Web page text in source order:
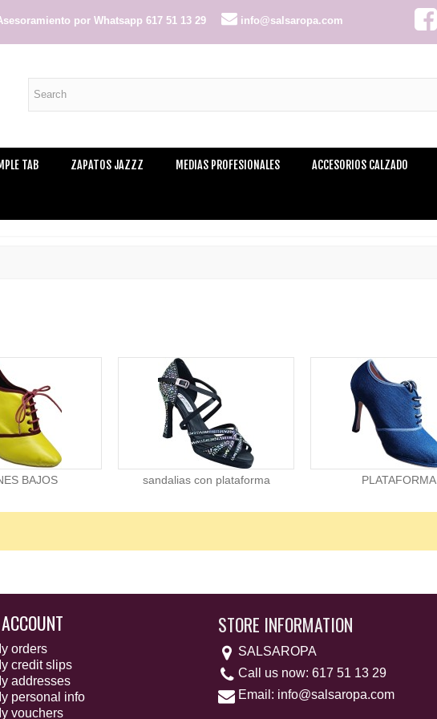
por Whatsapp 617 51 13 29 info@salsaropa.com
TAB ZAPATOS JAZZZ MEDIAS PROFESIONALES ACCESORIOS CALZADO
BAJOS sandalias con plataforma PLATAFORMA
orders
credit slips
addresses
personal info
vouchers
STORE INFORMATION
SALSAROPA
Call us now:617 51 13 29
Email: info@salsaropa.com